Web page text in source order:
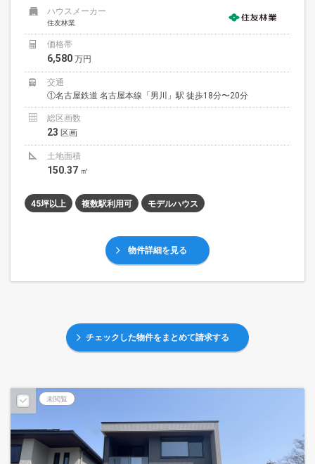
ハウスメーカー
住友林業
価格帯
6,580 万円
交通
①名古屋鉄道 名古屋本線「男川」駅 徒歩18分〜20分
総区画数
23 区画
土地面積
150.37 ㎡
45坪以上 複数駅利用可 モデルハウス
物件詳細を見る
チェックした物件をまとめて請求する
未閲覧